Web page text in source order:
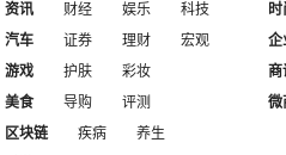
资讯 财经 娱乐
科技
汽车
证券 理财 宏观
时
企
游戏
护肤
彩妆
美食
导购 评测
商
微
区块链
疾病
养生